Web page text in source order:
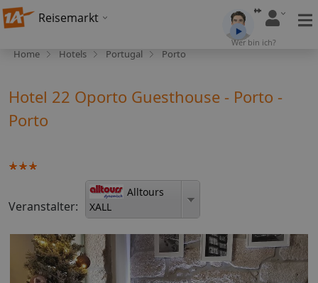
Reisemarkt
Wer bin ich?
Home Hotels Portugal Porto
Hotel 22 Oporto Guesthouse - Porto -
Porto
Veranstalter:
Alltours
XALL